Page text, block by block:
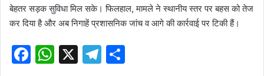
बेहतर सड़क सुविधा मिल सके। फिलहाल, मामले ने स्थानीय स्तर पर बहस को तेज
कर दिया है और अब निगाहें प्रशासनिक जांच व आगे की कार्रवाई पर टिकी हैं।
F
W X
T